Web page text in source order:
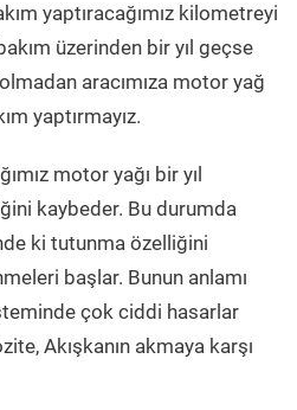
yaptıracağımız kilometreyi
üzerinden bir yıl geçse
aracımıza motor yağ
yaptırmayız.
motor yağı bir yıl
kaybeder. Bu durumda
ki tutunma özelliğini
başlar. Bunun anlamı
çok ciddi hasarlar
Akışkanın akmaya karşı